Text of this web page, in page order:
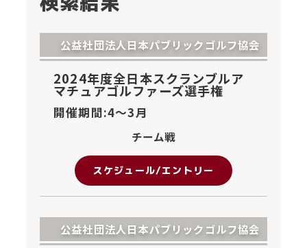
公益社団法人日本パブリックゴルフ協会
2024年度全日本スクランブルア
マチュアゴルファーズ選手権
開催期間:4〜3月
チーム戦
スケジュール/エントリー
公益社団法人日本パブリックゴルフ協会